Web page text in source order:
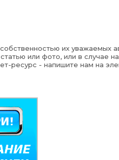
их уважаемых
или фото, или в случае
ресурс - напишите нам на